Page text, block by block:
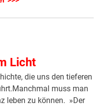
Licht
die uns den tieferen
muss man
leben zu können. »Der